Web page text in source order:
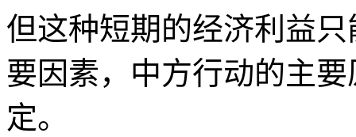
但这种短期的经济利益
要因素，中方行动的主
定。